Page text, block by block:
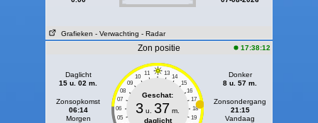
Grafieken - Verwachting - Radar
Zon positie 17:38:12
Daglicht
15 u. 02 m.
Zonsopkomst
06:14
Morgen
11 13
10
14
09
15
08
16
07
17
06
18
05
19
Geschat:
3 u. 37 m.
daglicht
Donker
8 u. 57 m.
Zonsondergang
21:15
Vandaag